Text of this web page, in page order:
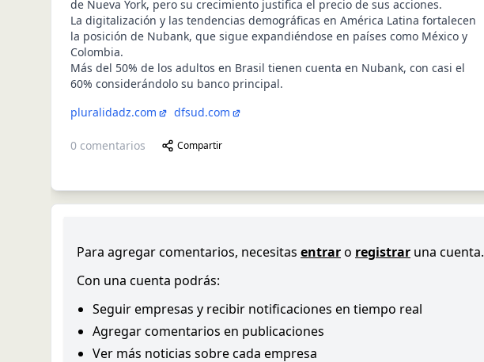
de Nueva York, pero su crecimiento justifica el precio de sus acciones.
La digitalización y las tendencias demográficas en América Latina fortalecen
la posición de Nubank, que sigue expandiéndose en países como México y
Colombia.
Más del 50% de los adultos en Brasil tienen cuenta en Nubank, con casi el
60% considerándolo su banco principal.
pluralidadz.com
dfsud.com
0 comentarios Compartir
Para agregar comentarios, necesitas entraro registrar una cuenta.
Con una cuenta podrás:
Seguir empresas y recibir notificaciones en tiempo real
Agregar comentarios en publicaciones
Ver más noticias sobre cada empresa